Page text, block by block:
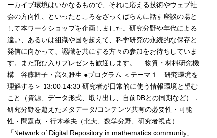
ーカイブ環境はいかなるもので、それに応える技術やウェブ社
会の方向性、といったところをざっくばらんに話す座談の場と
して本ワークショップを企画しました。研究分野や年代による
違い、あるいは組織や国を超えて、科学研究の永続的な保存と
発信に向かって、認識を共にする方々の参加をお待ちしていま
す。また飛び入りプレゼンも歓迎します。 物質・材料研究機
構 谷藤幹子・高久雅生 ●プログラム ＜テーマ１ 研究環境を
理解する＞ 13:00-14:30 研究者が日常的に使う情報環境と望む
こと（資源、データ形式、取り出し、自前DBとの同期など）．
研究分野を越えたメタデータ/コンテンツ共有の必要性・可能
性・問題点 ・行木孝夫（北大、数学分野、研究者視点）
「Network of Digital Repository in mathematics community」